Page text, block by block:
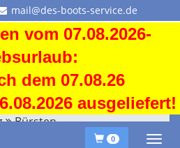
mail@des-boots-service.de
vom 07.08.2026-
dem 07.08.26
ausgeliefert!
0
Bürsten